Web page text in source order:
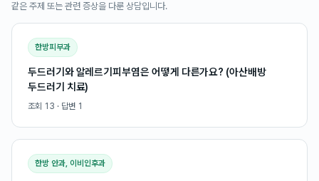
같은 주제 또는 관련 증상을 다룬 상담입니다.
한방피부과
두드러기와 알레르기피부염은 어떻게 다른가요? (아산배방
두드러기 치료)
조회 13 · 답변 1
한방 안과, 이비인후과